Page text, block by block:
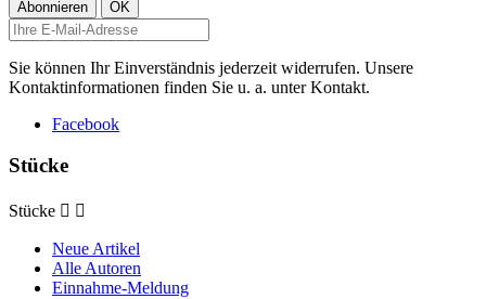
Sie können Ihr Einverständnis jederzeit widerrufen. Unsere
Kontaktinformationen finden Sie u. a. unter Kontakt.
Facebook
Stücke
Stücke  
Neue Artikel
Alle Autoren
Einnahme-Meldung